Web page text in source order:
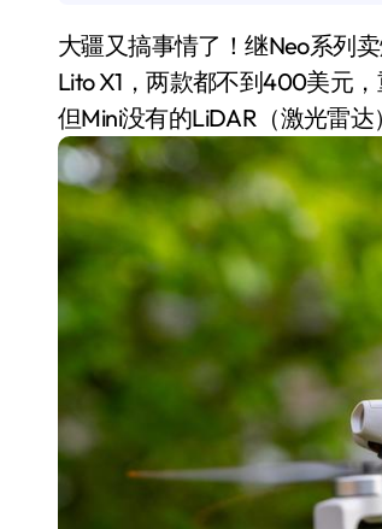
全球最小U盘，容
400层堆叠、性
召回X9、合作大
比Model 3便宜？
550亿美金！沙特
Xbox 25岁生日
别再用汽车USB
花钱买宝马，启
Windows 11家庭
你的U盘格式对了
大疆又搞事情了！继Neo系列卖爆之后，大疆带着全新的Lito系列杀回平价无人机市场。Lito 1和
Lito X1，两款都不到400美元
但Mini没有的LiDAR（激光雷